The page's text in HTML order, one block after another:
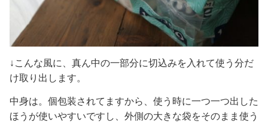
↓こんな風に、真ん中の一部分に切込みを入れて使う分だ
け取り出します。
中身は。個包装されてますから、使う時に一つ一つ出した
ほうが使いやすいですし、外側の大きな袋をそのまま使う